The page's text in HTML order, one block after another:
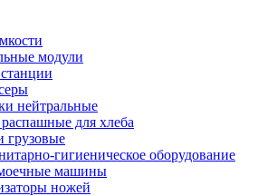
модули
нейтральные
для хлеба
грузовые
гигиеническое оборудование
машины
ножей